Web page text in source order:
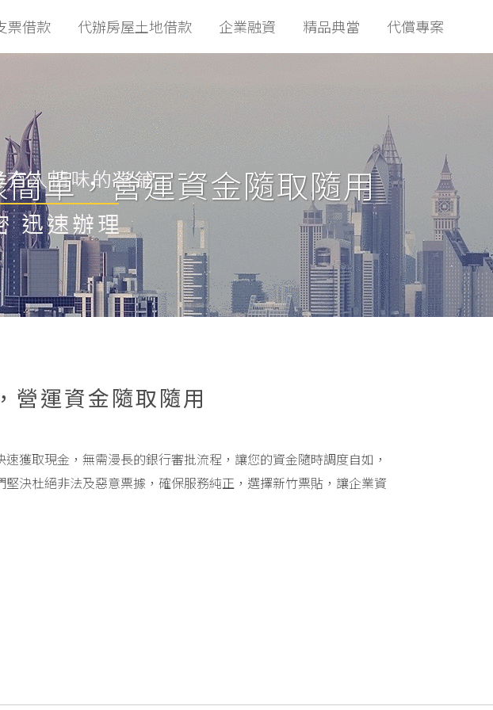
票借款 代辦房屋土地借款 企業融資 精品典當 代償專案
單，營運資金隨取隨用
營運資金隨取隨用
獲取現金，無需漫長的銀行審批流程，讓您的資金隨時調度自如，
決杜絕非法及惡意票據，確保服務純正，選擇新竹票貼，讓企業資